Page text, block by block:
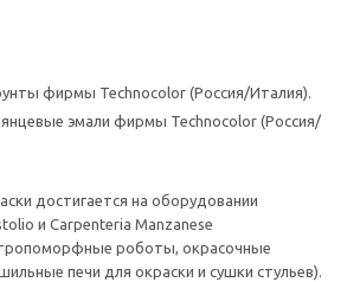
фирмы Technocolor (Россия/Италия).
эмали фирмы Technocolor (Россия/
достигается на оборудовании
и Carpenteria Manzanese
роботы, окрасочные
печи для окраски и сушки стульев).